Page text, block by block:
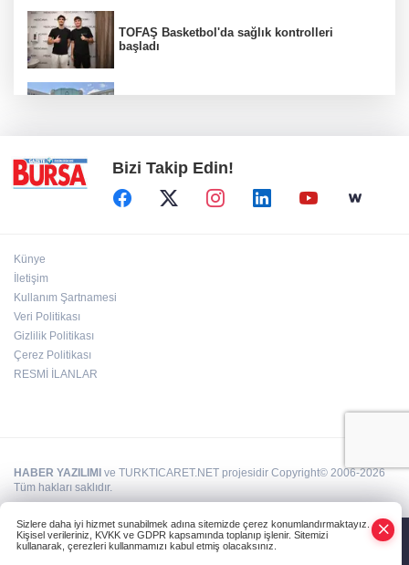
TOFAŞ Basketbol'da sağlık kontrolleri
başladı
Bizi Takip Edin!
Künye
İletişim
Kullanım Şartnamesi
Veri Politikası
Gizlilik Politikası
Çerez Politikası
RESMİ İLANLAR
HABER YAZILIMI ve TURKTICARET.NET projesidir Copyright© 2006-2026
Tüm hakları saklıdır.
Sizlere daha iyi hizmet sunabilmek adına sitemizde çerez konumlandırmaktayız.
Kişisel verileriniz, KVKK ve GDPR kapsamında toplanıp işlenir. Sitemizi
kullanarak, çerezleri kullanmamızı kabul etmiş olacaksınız.